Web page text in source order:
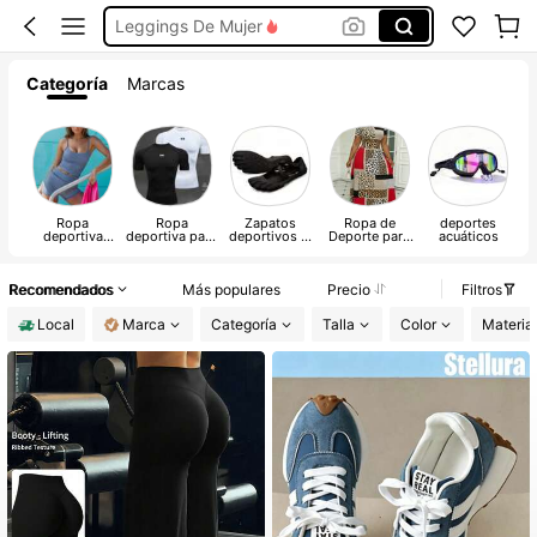
Leggings De Mujer
Glowmode
Categoría Marcas
Ropa
deportiva
Mujer
Ropa
deportiva para
hombres
Zapatos
deportivos al
aire libre
Ropa de
Deporte para
Mujer Plus
deportes
acuáticos
Recomendados Más populares Precio
Filtros
Local
Marca Categoría Talla Color Material